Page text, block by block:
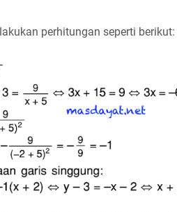
perhitungan seperti berikut: